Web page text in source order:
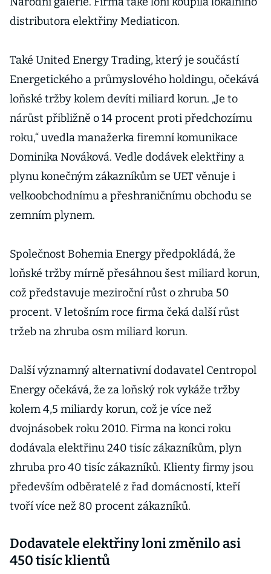
distributora elektřiny Mediaticon.
Také United Energy Trading, který je součástí
Energetického a průmyslového holdingu, očekává
loňské tržby kolem devíti miliard korun. „Je to
nárůst přibližně o 14 procent proti předchozímu
roku,“ uvedla manažerka firemní komunikace
Dominika Nováková. Vedle dodávek elektřiny a
plynu konečným zákazníkům se UET věnuje i
velkoobchodnímu a přeshraničnímu obchodu se
zemním plynem.
Společnost Bohemia Energy předpokládá, že
loňské tržby mírně přesáhnou šest miliard korun,
což představuje meziroční růst o zhruba 50
procent. V letošním roce firma čeká další růst
tržeb na zhruba osm miliard korun.
Další významný alternativní dodavatel Centropol
Energy očekává, že za loňský rok vykáže tržby
kolem 4,5 miliardy korun, což je více než
dvojnásobek roku 2010. Firma na konci roku
dodávala elektřinu 240 tisíc zákazníkům, plyn
zhruba pro 40 tisíc zákazníků. Klienty firmy jsou
především odběratelé z řad domácností, kteří
tvoří více než 80 procent zákazníků.
Dodavatele elektřiny loni změnilo asi
450 tisíc klientů